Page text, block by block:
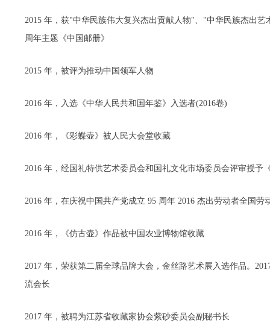
2015 年，获"中华民族伟大复兴杰出贡献人物"、"中华民族杰出
周年主题《中国邮册》
2015 年，被评为推动中国领军人物
2016 年，入选《中华人民共和国年鉴》入选者(2016卷)
2016 年，《彩蝶壶》被人民大会堂收藏
2016 年，经国礼特供艺术委员会和国礼文化市场委员会评审授予
2016 年，在庆祝中国共产党成立 95 周年 2016 杰出劳动者全国
2016 年，《仿古壶》作品被中国农业博物馆收藏
2017 年，荣获第二届全球品牌大会，金丝路艺术展入选作品。
流会长
2017 年，被聘为江苏省收藏家协会紫砂委员会副秘书长